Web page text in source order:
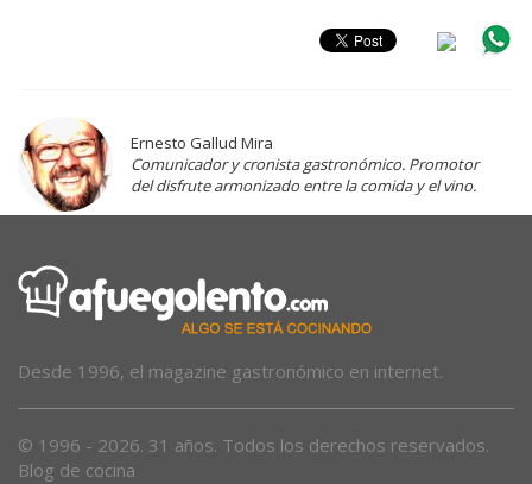
Ernesto Gallud Mira
Comunicador y cronista gastronómico. Promotor
del disfrute armonizado entre la comida y el vino.
Desde 1996, el magazine gastronómico en internet.
© 1996 - 2026. 31 años. Todos los derechos reservados.
Blog de cocina